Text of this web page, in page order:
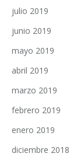
julio 2019
junio 2019
mayo 2019
abril 2019
marzo 2019
febrero 2019
enero 2019
diciembre 2018